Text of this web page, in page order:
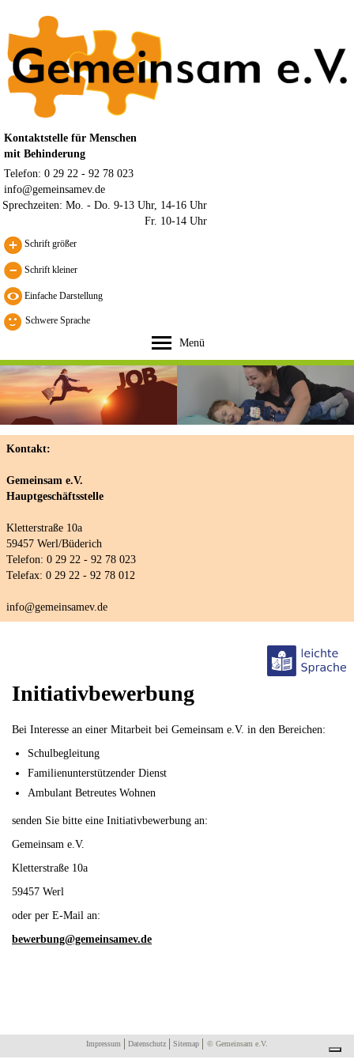
Kontaktstelle für Menschen
mit Behinderung
Telefon: 0 29 22 - 92 78 023
info@gemeinsamev.de
Sprechzeiten: Mo. - Do. 9-13 Uhr, 14-16 Uhr
Fr. 10-14 Uhr
Schrift größer
Schrift kleiner
Schwere Sprache
Menü
Initiativbewerbung
Bei Interesse an einer Mitarbeit bei Gemeinsam e.V. in den Bereichen:
Schulbegleitung
Familienunterstützender Dienst
Ambulant Betreutes Wohnen
senden Sie bitte eine Initiativbewerbung an:
Gemeinsam e.V.
Kletterstraße 10a
59457 Werl
oder per E-Mail an:
bewerbung@gemeinsamev.de
Kontakt:
Gemeinsam e.V.
Hauptgeschäftsstelle
Kletterstraße 10a
59457 Werl/Büderich
Telefon: 0 29 22 - 92 78 023
Telefax: 0 29 22 - 92 78 012
info@gemeinsamev.de
Impressum Datenschutz Sitemap © Gemeinsam e.V.